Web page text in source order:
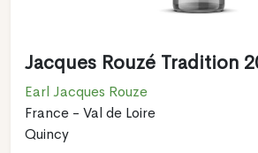
Jacques Rouzé Tradition
Earl Jacques Rouze
France - Val de Loire
Quincy